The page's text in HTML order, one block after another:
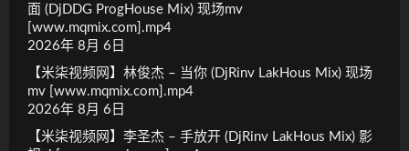
面 (DjDDG ProgHouse Mix) 现场mv
[www.mqmix.com].mp4
2026年 8月 6日
【米柒视频网】林俊杰 – 当你 (DjRinv LakHous Mix) 现场
mv [www.mqmix.com].mp4
2026年 8月 6日
【米柒视频网】李圣杰 – 手放开 (DjRinv LakHous Mix) 影